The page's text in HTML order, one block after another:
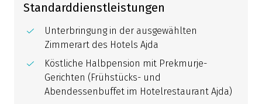
Standarddienstleistungen
Unterbringung in der ausgewählten
Zimmerart des Hotels Ajda
Köstliche Halbpension mit Prekmurje-
Gerichten (Frühstücks- und
Abendessenbuffet im Hotelrestaurant Ajda)